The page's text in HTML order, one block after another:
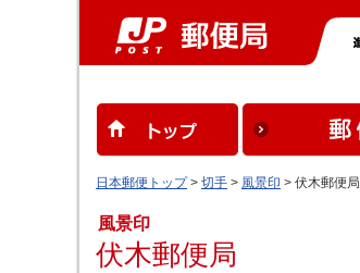
日本郵便トップ> 切手 > 風景印 > 伏木郵便局
風景印
伏木郵便局